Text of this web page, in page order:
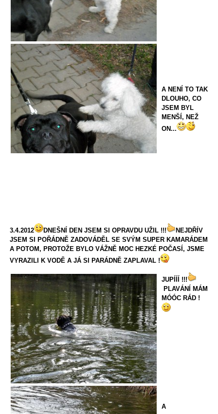
A NENÍ TO TAK
DLOUHO, CO
JSEM BYL
MENŠÍ, NEŽ
ON...
3.4.2012 DNEŠNÍ DEN JSEM SI OPRAVDU UŽIL !!!
NEJDŘÍV
JSEM SI POŘÁDNĚ ZADOVÁDĚL SE SVÝM SUPER KAMARÁDEM
A POTOM, PROTOŽE BYLO VÁŽNĚ MOC HEZKÉ POČASÍ, JSME
VYRAZILI K VODĚ A JÁ SI PARÁDNĚ ZAPLAVAL !
JUPÍÍÍ !!!
PLAVÁNÍ MÁM
MÓÓC RÁD !
A